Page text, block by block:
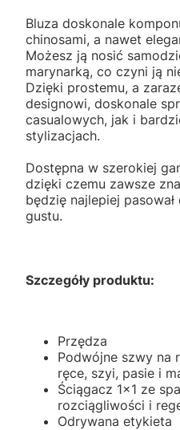
Bluza doskonale
chinosami, a nawet
Możesz ją nosić
marynarką, co czyni ją
Dzięki prostemu, a
designowi, doskonale
casualowych, jak i
stylizacjach.
Dostępna w szerokiej
dzięki czemu zawsze
będzię najlepiej
gustu.
Szczegóły produktu:
Przędza
Podwójne szwy na
ręce, szyi, pasie i
Ściągacz 1x1 ze
rozciągliwości i
Odrywana etykieta